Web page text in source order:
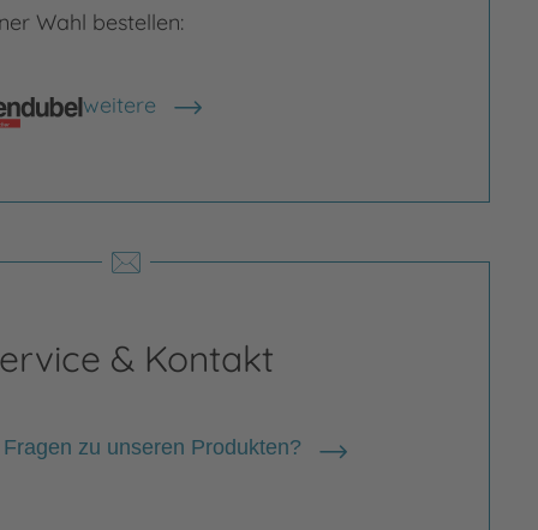
Wahl bestellen:
weitere
Shops anzeigen
& Kontakt
zu unseren Produkten?